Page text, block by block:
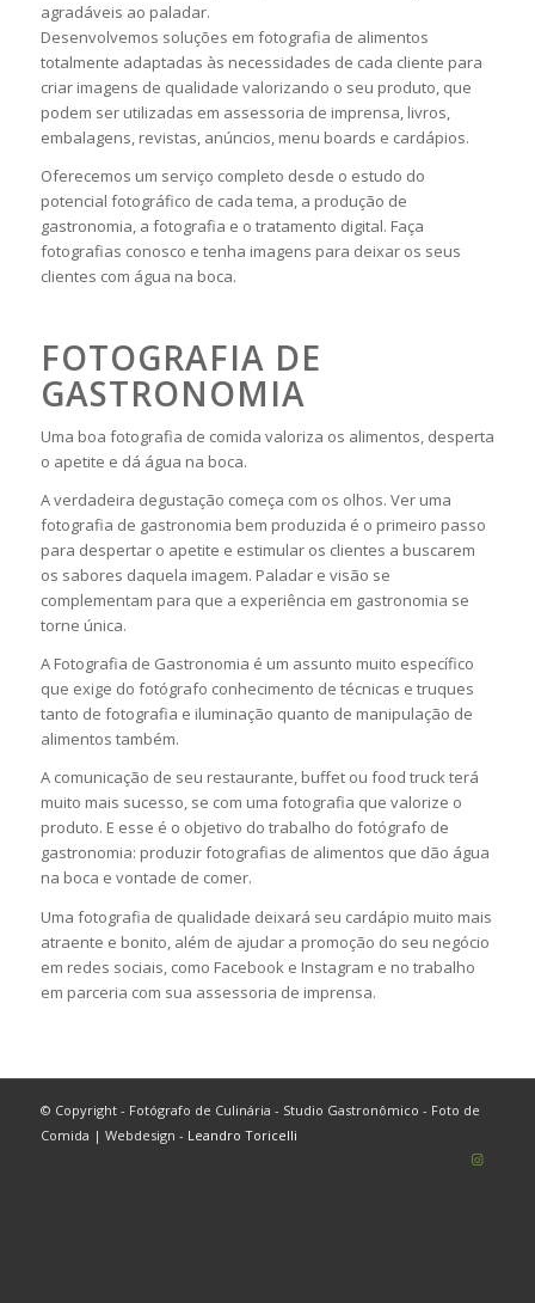
agradáveis ao paladar.
Desenvolvemos soluções em fotografia de alimentos
totalmente adaptadas às necessidades de cada cliente para
criar imagens de qualidade valorizando o seu produto, que
podem ser utilizadas em assessoria de imprensa, livros,
embalagens, revistas, anúncios, menu boards e cardápios.
Oferecemos um serviço completo desde o estudo do
potencial fotográfico de cada tema, a produção de
gastronomia, a fotografia e o tratamento digital. Faça
fotografias conosco e tenha imagens para deixar os seus
clientes com água na boca.
FOTOGRAFIA DE
GASTRONOMIA
Uma boa fotografia de comida valoriza os alimentos, desperta
o apetite e dá água na boca.
A verdadeira degustação começa com os olhos. Ver uma
fotografia de gastronomia bem produzida é o primeiro passo
para despertar o apetite e estimular os clientes a buscarem
os sabores daquela imagem. Paladar e visão se
complementam para que a experiência em gastronomia se
torne única.
A Fotografia de Gastronomia é um assunto muito específico
que exige do fotógrafo conhecimento de técnicas e truques
tanto de fotografia e iluminação quanto de manipulação de
alimentos também.
A comunicação de seu restaurante, buffet ou food truck terá
muito mais sucesso, se com uma fotografia que valorize o
produto. E esse é o objetivo do trabalho do fotógrafo de
gastronomia: produzir fotografias de alimentos que dão água
na boca e vontade de comer.
Uma fotografia de qualidade deixará seu cardápio muito mais
atraente e bonito, além de ajudar a promoção do seu negócio
em redes sociais, como Facebook e Instagram e no trabalho
em parceria com sua assessoria de imprensa.
© Copyright - Fotógrafo de Culinária - Studio Gastronômico - Foto de
Comida | Webdesign - Leandro Toricelli